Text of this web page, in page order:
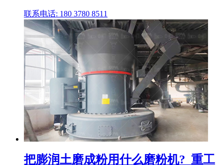
联系电话: 180 3780 8511
把膨润土磨成粉用什么磨粉机?_重工